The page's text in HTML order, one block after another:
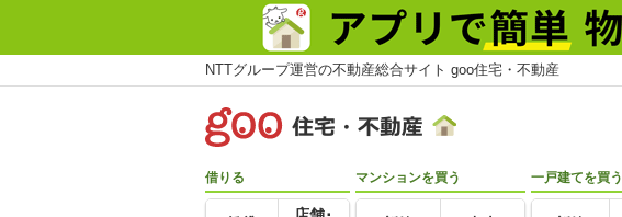
NTTグループ運営の不動産総合サイト goo住宅・不動産
借りる マンションを買う 一戸建てを買う